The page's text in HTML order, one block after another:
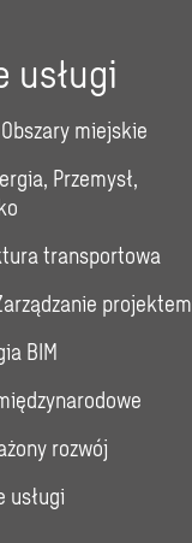
usługi
miejskie
Przemysł,
transportowa
projektem
BIM
rozwój
usługi